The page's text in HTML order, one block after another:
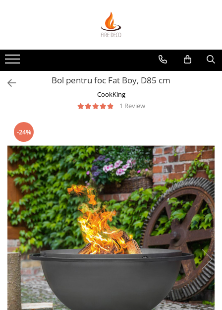
Vetre de foc
Grătare, plite și accesorii
Șeminee de exterior
Încălzitoare terasă electrice
Accesorii șemineu și decorațiuni
interior
Vase pentru gătit
Bol pentru foc Fat Boy, D85 cm
CookKing
1 Review
-24%